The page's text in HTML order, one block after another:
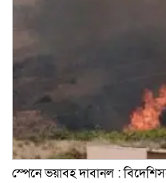
স্পেনে ভয়াবহ দাবানল :